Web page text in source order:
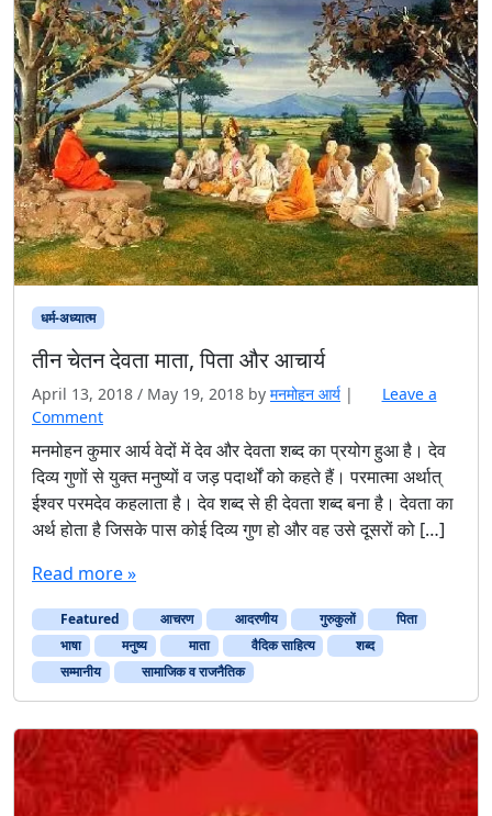
धर्म-अध्यात्म
तीन चेतन देवता माता, पिता और आचार्य
April 13, 2018 / May 19, 2018 by मनमोहन आर्य |
Leave a
Comment
मनमोहन कुमार आर्य वेदों में देव और देवता शब्द का प्रयोग हुआ है। देव
दिव्य गुणों से युक्त मनुष्यों व जड़ पदार्थों को कहते हैं। परमात्मा अर्थात्
ईश्वर परमदेव कहलाता है। देव शब्द से ही देवता शब्द बना है। देवता का
अर्थ होता है जिसके पास कोई दिव्य गुण हो और वह उसे दूसरों को […]
Read more »
Featured आचरण आदरणीय गुरुकुलों
पिता
भाषा
मनुष्य माता वैदिक साहित्य
शब्द
सम्मानीय
सामाजिक व राजनैतिक